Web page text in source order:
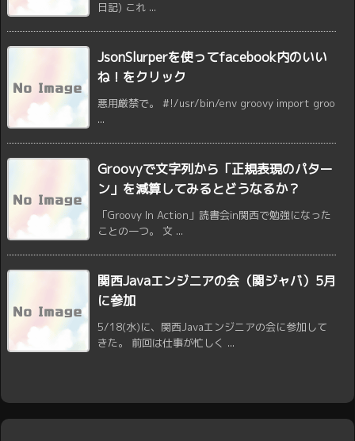
日記) これ ...
JsonSlurperを使ってfacebook内のいい
ね！をクリック
悪用厳禁で。 #!/usr/bin/env groovy import groo
...
Groovyで文字列から「正規表現のパター
ン」を減算してみるとどうなるか？
「Groovy In Action」読書会in関西で勉強になった
ことの一つ。 文 ...
関西Javaエンジニアの会（関ジャバ）5月
に参加
5/18(水)に、関西Javaエンジニアの会に参加して
きた。 前回は仕事が忙しく ...